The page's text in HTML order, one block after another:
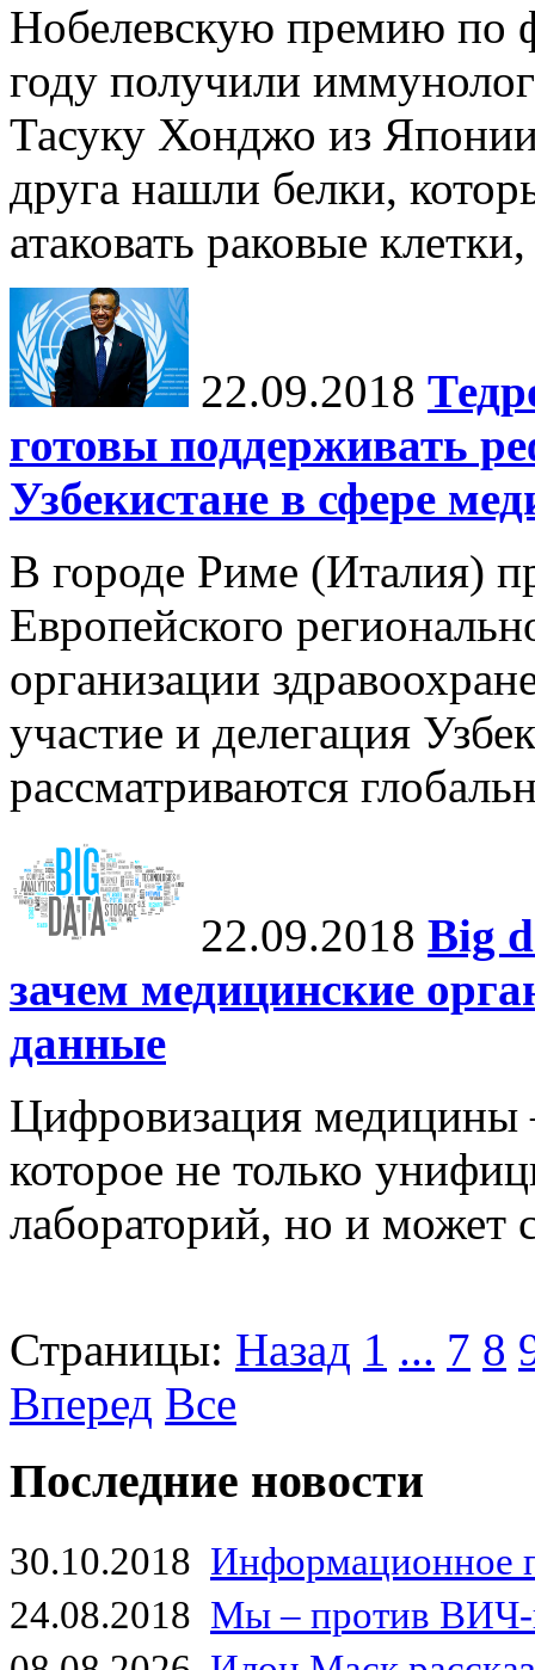
Нобелевскую премию по
году получили
Тасуку Хонджо из
друга нашли белки,
атаковать раковые
22.09.2018
готовы поддерживать
Узбекистане в сфере
В городе Риме (Италия)
Европейского
организации
участие и делегация
рассматриваются
22.09.2018 Big
зачем медицинские
данные
Цифровизация медицины
которое не только
лабораторий, но и может
Страницы: Назад 1 ... 7 8
Вперед Все
Последние новости
30.10.2018 Информационное
24.08.2018 Мы – против